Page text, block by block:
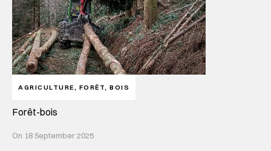
AGRICULTURE, FORÊT, BOIS
Forêt-bois
On 18 September 2025